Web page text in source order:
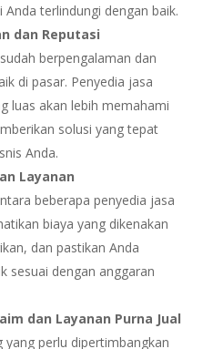
terlindungi dengan baik.
dan Reputasi
berpengalaman dan
di pasar. Penyedia jasa
luas akan lebih memahami
solusi yang tepat
Anda.
Layanan
beberapa penyedia jasa
biaya yang dikenakan
dan pastikan Anda
sesuai dengan anggaran
dan Layanan Purna Jual
yang perlu dipertimbangkan